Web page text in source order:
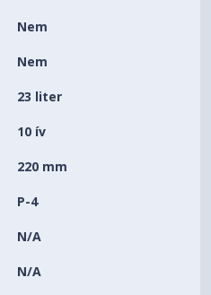
Nem
Nem
23 liter
10 ív
220 mm
P-4
N/A
N/A